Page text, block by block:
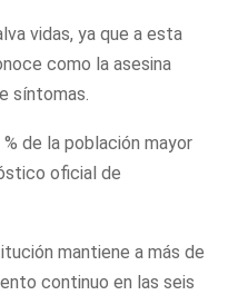
vidas, ya que a esta
como la asesina
síntomas.
de la población mayor
oficial de
mantiene a más de
continuo en las seis